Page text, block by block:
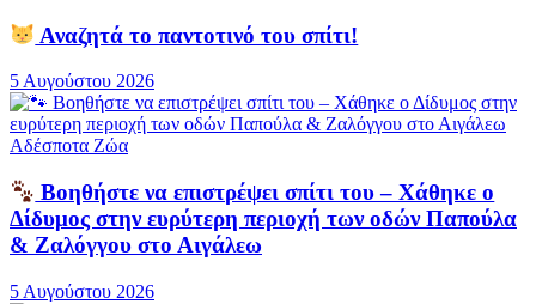
Αναζητά το παντοτινό του σπίτι!
5 Αυγούστου 2026
Αδέσποτα Ζώα
Βοηθήστε να επιστρέψει σπίτι του – Χάθηκε ο
Δίδυμος στην ευρύτερη περιοχή των οδών Παπούλα
& Ζαλόγγου στο Αιγάλεω
5 Αυγούστου 2026